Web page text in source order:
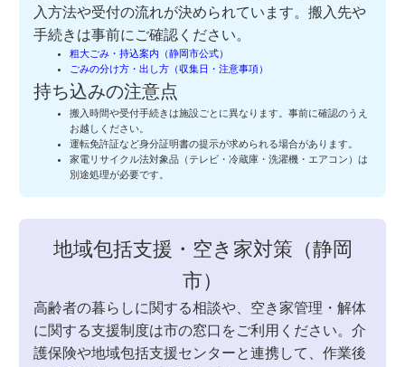
入方法や受付の流れが決められています。搬入先や
手続きは事前にご確認ください。
粗大ごみ・持込案内（静岡市公式）
ごみの分け方・出し方（収集日・注意事項）
持ち込みの注意点
搬入時間や受付手続きは施設ごとに異なります。事前に確認のうえ
お越しください。
運転免許証など身分証明書の提示が求められる場合があります。
家電リサイクル法対象品（テレビ・冷蔵庫・洗濯機・エアコン）は
別途処理が必要です。
地域包括支援・空き家対策（静岡
市）
高齢者の暮らしに関する相談や、空き家管理・解体
に関する支援制度は市の窓口をご利用ください。介
護保険や地域包括支援センターと連携して、作業後